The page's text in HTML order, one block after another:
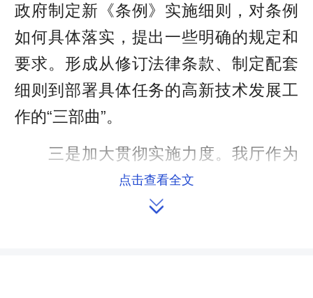
政府制定新《条例》实施细则，对条例
如何具体落实，提出一些明确的规定和
要求。形成从修订法律条款、制定配套
细则到部署具体任务的高新技术发展工
作的“三部曲”。
三是加大贯彻实施力度。我厅作为
《条例》主要执法主体，将认真全面履
行条例规定职责，大力推动《条例》贯
点击查看全文
